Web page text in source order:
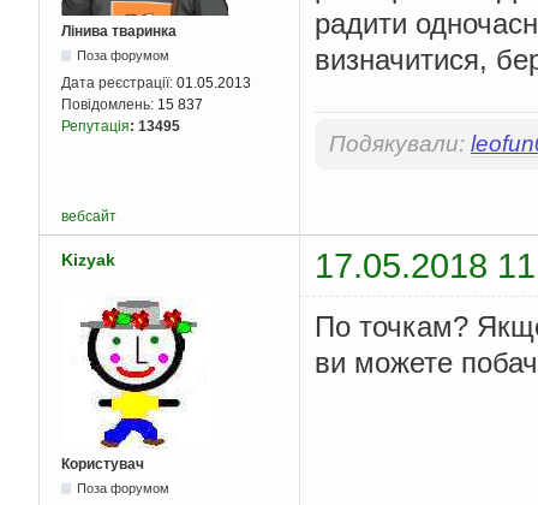
Лінива тваринка
Поза форумом
Дата реєстрації: 01.05.2013
Повідомлень: 15 837
Репутація: 13495
радити
визначитися,
Подякували:
вебсайт
Kizyak 17.05.2018
Користувач
Поза форумом
По точкам?
ви можете